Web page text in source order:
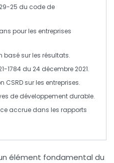
25 du code de
pour les entreprises
basé sur les résultats.
1784 du 24 décembre 2021.
CSRD sur les entreprises.
de développement durable.
accrue dans les rapports
élément fondamental du